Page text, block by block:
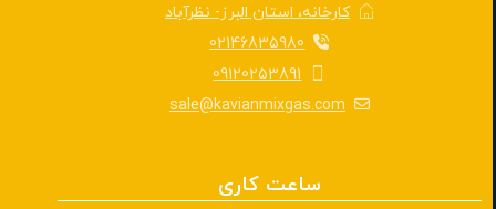
کارخانه، استان البرز- نظرآباد
02146835980
09120253891
sale@kavianmixgas.com
ساعت کاری